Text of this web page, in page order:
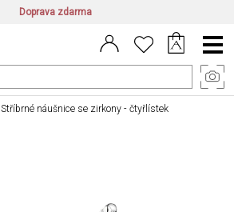
Doprava zdarma
CZ/CZK | EN/EUR PL/PLN
Main
Menu
Stříbrné náušnice se zirkony - čtyřlístek